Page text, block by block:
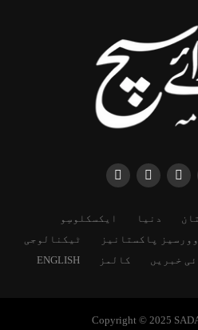
دنیا
ایکسکلوسِو
پاکستانیز
ٹیکنالوجی
خبریں کالمز ENGLISH
Copyright © 2025